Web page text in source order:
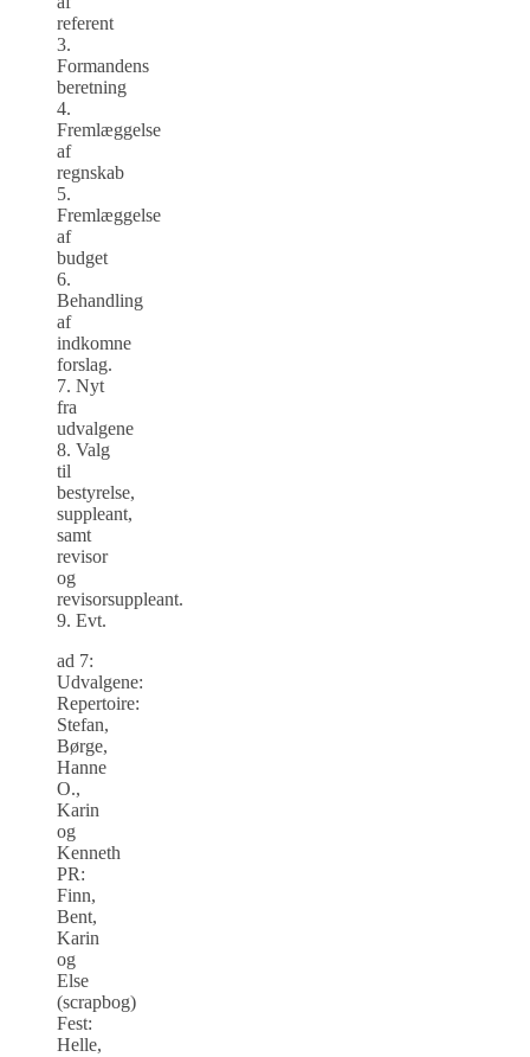
referent
3.
Formandens
beretning
4.
Fremlæggelse
af
regnskab
5.
Fremlæggelse
af
budget
6.
Behandling
af
indkomne
forslag.
7. Nyt
fra
udvalgene
8. Valg
til
bestyrelse,
suppleant,
samt
revisor
og
revisorsuppleant.
9. Evt.
ad 7:
Udvalgene:
Repertoire:
Stefan,
Børge,
Hanne
O.,
Karin
og
Kenneth
PR:
Finn,
Bent,
Karin
og
Else
(scrapbog)
Fest:
Helle,